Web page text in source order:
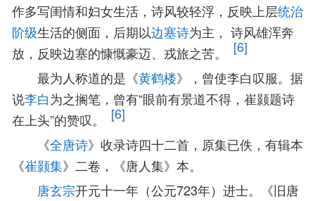
作多写闺情和妇女生活，诗风较轻浮，反映上层统治
阶级生活的侧面，后期以边塞诗为主， 诗风雄浑奔
放，反映边塞的慷慨豪迈、戎旅之苦。
[6]
最为人称道的是《黄鹤楼》，曾使李白叹服。据
说李白为之搁笔，曾有“眼前有景道不得，崔颢题诗
在上头”的赞叹。
[6]
《全唐诗》收录诗四十二首，原集已佚，有辑本
《崔颢集》二卷，《唐人集》本。
唐玄宗开元十一年（公元723年）进士。《旧唐